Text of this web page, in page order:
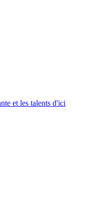
et les talents d'ici